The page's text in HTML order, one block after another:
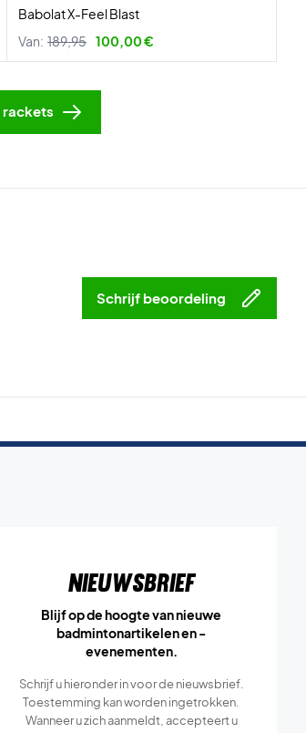
Babolat X-Feel Blast
Van: 189,95 100,00 €
rackets
Schrijf beoordeling
Nieuwsbrief
Blijf op de hoogte van nieuwe
badmintonartikelen en -
evenementen.
Schrijf u hieronder in voor de nieuwsbrief.
Toestemming kan worden ingetrokken.
Wanneer u zich aanmeldt, accepteert u